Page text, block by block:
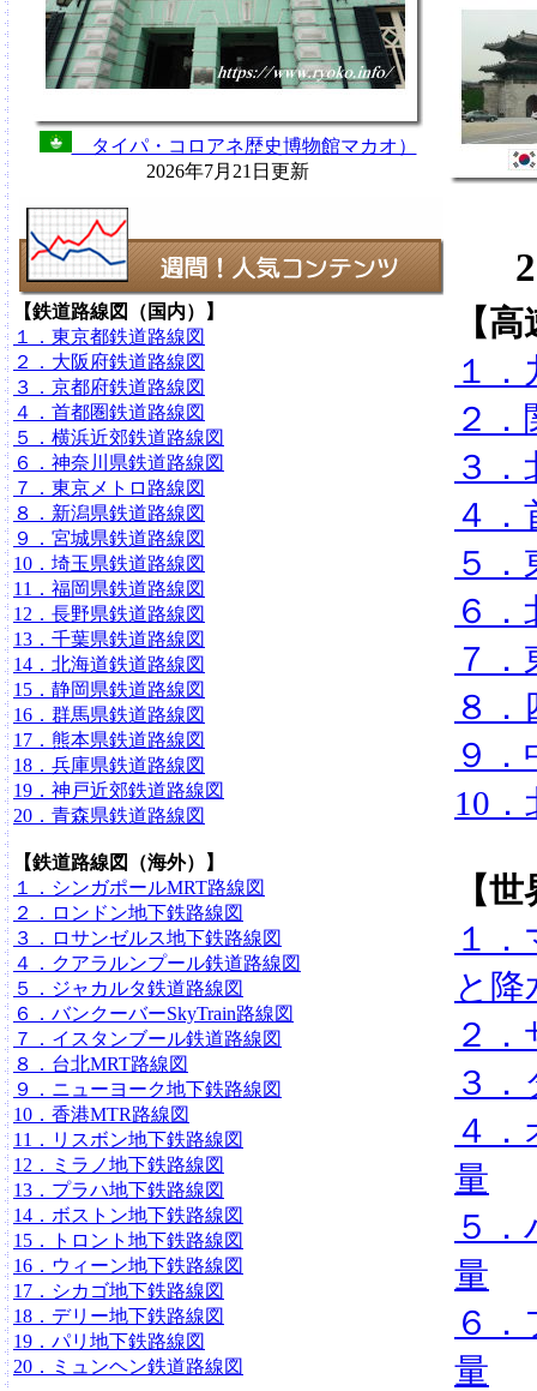
タイパ・コロアネ歴史博物館マカオ）
2026年7月21日更新
【鉄道路線図（国内）】
１．東京都鉄道路線図
２．大阪府鉄道路線図
３．京都府鉄道路線図
４．首都圏鉄道路線図
５．横浜近郊鉄道路線図
６．神奈川県鉄道路線図
７．東京メトロ路線図
８．新潟県鉄道路線図
９．宮城県鉄道路線図
10．埼玉県鉄道路線図
11．福岡県鉄道路線図
12．長野県鉄道路線図
13．千葉県鉄道路線図
14．北海道鉄道路線図
15．静岡県鉄道路線図
16．群馬県鉄道路線図
17．熊本県鉄道路線図
18．兵庫県鉄道路線図
19．神戸近郊鉄道路線図
20．青森県鉄道路線図
【鉄道路線図（海外）】
１．シンガポールMRT路線図
２．ロンドン地下鉄路線図
３．ロサンゼルス地下鉄路線図
４．クアラルンプール鉄道路線図
５．ジャカルタ鉄道路線図
６．バンクーバーSkyTrain路線図
７．イスタンブール鉄道路線図
８．台北MRT路線図
９．ニューヨーク地下鉄路線図
10．香港MTR路線図
11．リスボン地下鉄路線図
12．ミラノ地下鉄路線図
13．プラハ地下鉄路線図
14．ボストン地下鉄路線図
15．トロント地下鉄路線図
16．ウィーン地下鉄路線図
17．シカゴ地下鉄路線図
18．デリー地下鉄路線図
19．パリ地下鉄路線図
20．ミュンヘン鉄道路線図
【
１
２
３
４
５
６
７
８
９
10
【
１
と降
２
３
４
量
５
量
６
量